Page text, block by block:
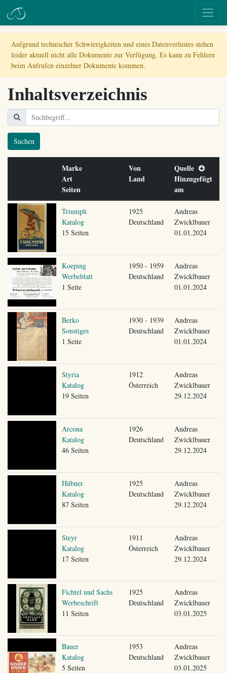
Aufgrund technischer Schwierigkeiten und eines Datenverlustes stehen
leider aktuell nicht alle Dokumente zur Verfügung. Es kann zu Fehlern
beim Aufrufen einzelner Dokumente kommen.
Inhaltsverzeichnis
Suchen
Marke
Art
Seiten
Von
Land
Quelle
Hinzugefügt
am
Triumph
Katalog
15 Seiten
1925
Deutschland
Andreas
Zwicklbauer
01.01.2024
Koeping
Werbeblatt
1 Seite
1950 - 1959
Deutschland
Andreas
Zwicklbauer
01.01.2024
Berko
Sonstiges
1 Seite
1930 - 1939
Deutschland
Andreas
Zwicklbauer
01.01.2024
Styria
Katalog
19 Seiten
1912
Österreich
Andreas
Zwicklbauer
29.12.2024
Arcona
Katalog
46 Seiten
1926
Deutschland
Andreas
Zwicklbauer
29.12.2024
Hübner
Katalog
87 Seiten
1925
Deutschland
Andreas
Zwicklbauer
29.12.2024
Steyr
Katalog
17 Seiten
1911
Österreich
Andreas
Zwicklbauer
29.12.2024
Fichtel und Sachs
Werbeschrift
11 Seiten
1925
Deutschland
Andreas
Zwicklbauer
03.01.2025
Bauer
Katalog
5 Seiten
1953
Deutschland
Andreas
Zwicklbauer
03.01.2025